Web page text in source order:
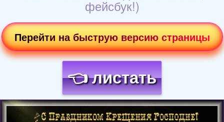
фейсбук!)
Перейти на быструю версию страницы
👈 листать
Загрузка картинки...